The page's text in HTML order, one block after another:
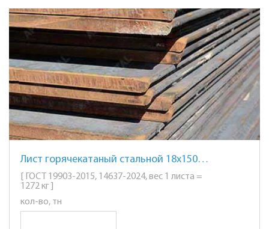
Лист горячекатаный стальной 18х1500х6000мм. ст. 20
[ ГОСТ 19903-2015, 14637-2024, вес 1 листа =
1272 кг ]
кол-во, тн